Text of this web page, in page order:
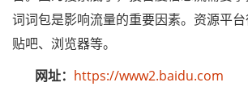
词词包是影响流量的重要因素。资源平台
贴吧、浏览器等。
网址： https://www2.baidu.com